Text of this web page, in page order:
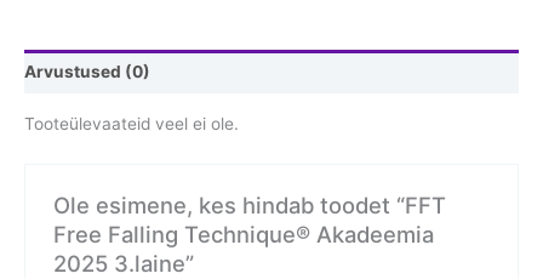
Arvustused (0)
Tooteülevaateid veel ei ole.
Ole esimene, kes hindab toodet “FFT
Free Falling Technique® Akadeemia
2025 3.laine”